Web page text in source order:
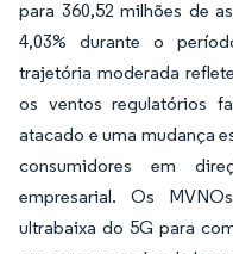
para 360,52 milhões de
4,03% durante o
trajetória moderada
os ventos regulatórios
atacado e uma mudança
consumidores em
empresarial. Os
ultrabaixa do 5G para